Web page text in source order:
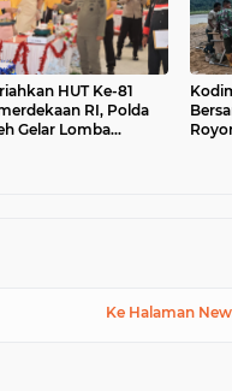
HUT Ke-81
RI, Polda
Gelar Lomba
Ke Halaman